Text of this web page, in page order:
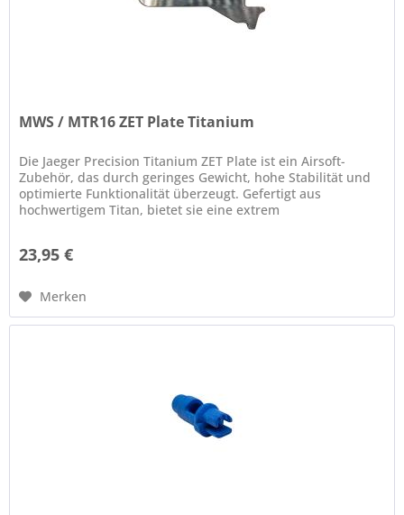
MWS / MTR16 ZET Plate Titanium
Die Jaeger Precision Titanium ZET Plate ist ein Airsoft-
Zubehör, das durch geringes Gewicht, hohe Stabilität und
optimierte Funktionalität überzeugt. Gefertigt aus
hochwertigem Titan, bietet sie eine extrem
23,95 €
Merken